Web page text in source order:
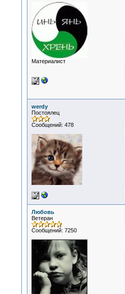
Материалист
werdy
Постоялец
Сообщений: 478
Любовь
Ветеран
Сообщений: 7250